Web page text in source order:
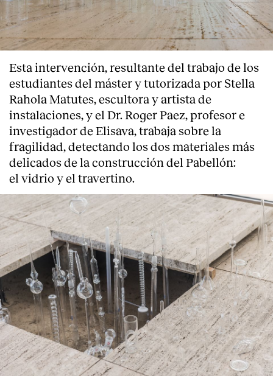
About
Esta intervención, resultante del trabajo de los
estudiantes del máster y tutorizada por Stella
Rahola Matutes, escultora y artista de
instalaciones, y el Dr. Roger Paez, profesor e
investigador de Elisava, trabaja sobre la
fragilidad, detectando los dos materiales más
delicados de la construcción del Pabellón:
el vidrio y el travertino.